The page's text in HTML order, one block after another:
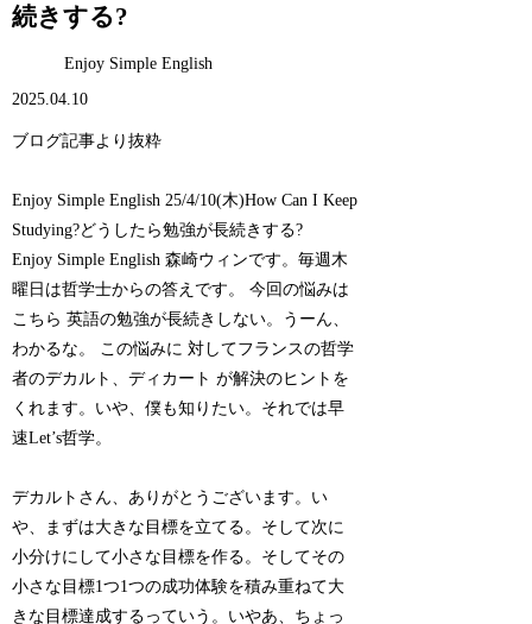
続きする?
Enjoy Simple English
2025.04.10
ブログ記事より抜粋
Enjoy Simple English 25/4/10(木)How Can I Keep
Studying?どうしたら勉強が長続きする?
Enjoy Simple English 森崎ウィンです。毎週木
曜日は哲学士からの答えです。 今回の悩みは
こちら 英語の勉強が長続きしない。うーん、
わかるな。 この悩みに 対してフランスの哲学
者のデカルト、ディカート が解決のヒントを
くれます。いや、僕も知りたい。それでは早
速Let’s哲学。
デカルトさん、ありがとうございます。い
や、まずは大きな目標を立てる。そして次に
小分けにして小さな目標を作る。そしてその
小さな目標1つ1つの成功体験を積み重ねて大
きな目標達成するっていう。いやあ、ちょっ